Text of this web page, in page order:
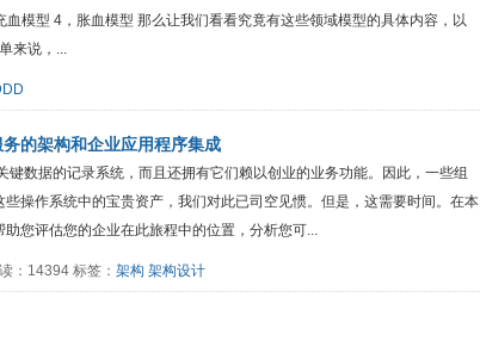
模型 4，胀血模型 那么让我们看看究竟有这些领域模型的具体内容，以
来说，...
的架构和企业应用程序集成
数据的记录系统，而且还拥有它们赖以创业的业务功能。因此，一些组
操作系统中的宝贵资产，我们对此已司空见惯。但是，这需要时间。在本
您评估您的企业在此旅程中的位置，分析您可...
：14394 标签： 架构 架构设计